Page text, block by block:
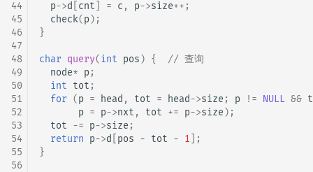
44
45
46
47
48
49
50
51
52
53
54
55
56
p->d cnt = c , p->size++ ;
check(p);
}
char query(int pos) {
// 查询
node* p ;
int tot ;
for (p = head , tot = head->size ; p != NULL &&
p = p->nxt , tot += p->size);
tot -= p->size ;
return p->d pos - tot - 1 ];
}